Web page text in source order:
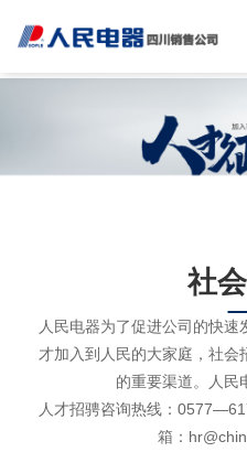
社
人民电器为了促进公司的快速
才加入到人民的大家庭，社
的重要渠道。人民
人才招骋咨询热线：
箱：